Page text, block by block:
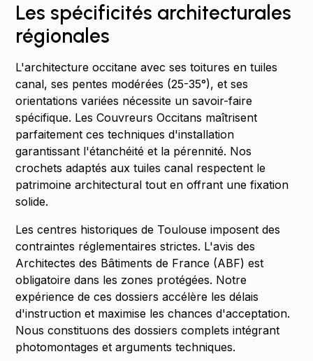
Les spécificités architecturales
régionales
L'architecture occitane avec ses toitures en tuiles
canal, ses pentes modérées (25-35°), et ses
orientations variées nécessite un savoir-faire
spécifique. Les Couvreurs Occitans maîtrisent
parfaitement ces techniques d'installation
garantissant l'étanchéité et la pérennité. Nos
crochets adaptés aux tuiles canal respectent le
patrimoine architectural tout en offrant une fixation
solide.
Les centres historiques de Toulouse imposent des
contraintes réglementaires strictes. L'avis des
Architectes des Bâtiments de France (ABF) est
obligatoire dans les zones protégées. Notre
expérience de ces dossiers accélère les délais
d'instruction et maximise les chances d'acceptation.
Nous constituons des dossiers complets intégrant
photomontages et arguments techniques.